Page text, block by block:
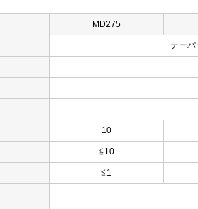
MD275
テーパ
10
≦10
≦1